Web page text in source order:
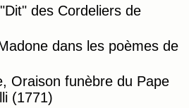
des Cordeliers de
dans les poèmes de
Oraison funèbre du Pape
(1771)